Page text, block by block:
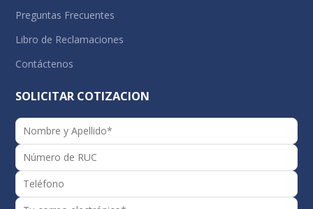
Preguntas Frecuentes
Libro de Reclamaciones
Contáctenos
SOLICITAR COTIZACION